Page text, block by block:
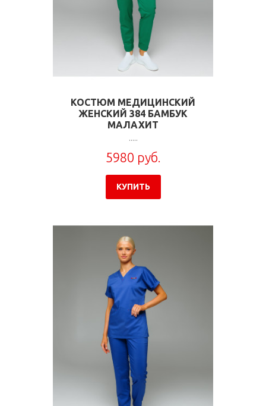
КОСТЮМ МЕДИЦИНСКИЙ
ЖЕНСКИЙ 384 БАМБУК
МАЛАХИТ
.....
5980 руб.
КУПИТЬ